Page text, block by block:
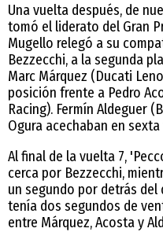
Una vuelta después, de
tomó el liderato del Gran
Mugello relegó a su
Bezzecchi, a la segunda
Marc Márquez (Ducati
posición frente a Pedro
Racing). Fermín Aldeguer
Ogura acechaban en
Al final de la vuelta 7,
cerca por Bezzecchi,
un segundo por detrás del
tenía dos segundos de
entre Márquez, Acosta y